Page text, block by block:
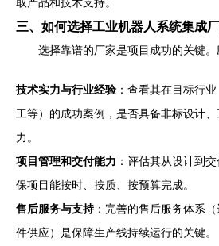
三、如何选择工业机器人系统集成
选择靠谱的厂家是项目成功的关键。
技术实力与行业经验 ：查看其在目标行
工等）的成功案例，是否具备非标设计
力。
项目管理和交付能力 ：评估其从设计到
保项目能按时、按质、按预算完成。
售后服务与支持：完善的售后服务体系
件供应）是保障生产线持续运行的关键。